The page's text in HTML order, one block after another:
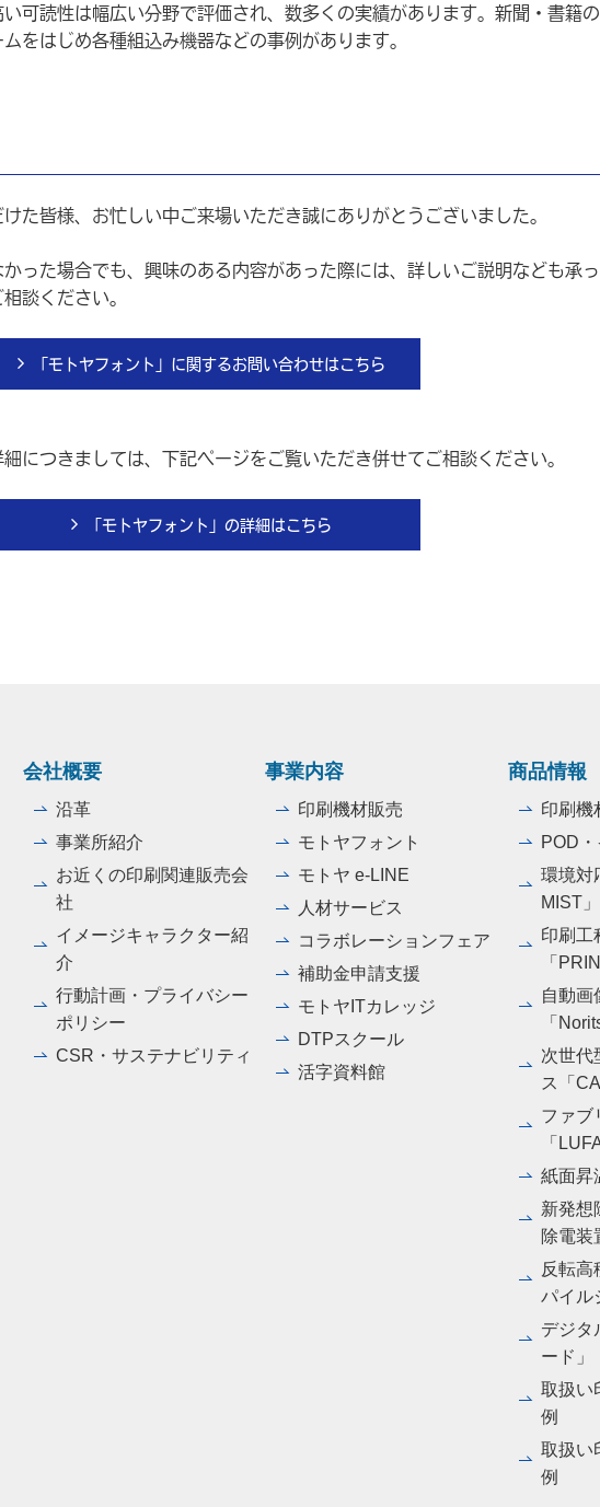
可読性は幅広い分野で評価され、数多くの実績があります。新聞・書籍
をはじめ各種組込み機器などの事例があります。
た皆様、お忙しい中ご来場いただき誠にありがとうございました。
った場合でも、興味のある内容があった際には、詳しいご説明なども承
談ください。
「モトヤフォント」に関するお問い合わせはこちら
につきましては、下記ページをご覧いただき併せてご相談ください。
「モトヤフォント」の詳細はこちら
会社概要
沿革
事業所紹介
お近くの印刷関連販売会
社
イメージキャラクター紹
介
行動計画・プライバシー
ポリシー
CSR・サステナビリティ
事業内容
印刷機材販売
モトヤフォント
モトヤ e-LINE
人材サービス
コラボレーションフェア
補助金申請支援
モトヤITカレッジ
DTPスクール
活字資料館
商品情報
印刷機
POD
環境対
MIST」
印刷工
「
自動画
「
次世代
ス「
ファブ
「
紙面昇
新発想
除電装
反転高
パイル
デジタ
ード」
取扱い
例
取扱い
例